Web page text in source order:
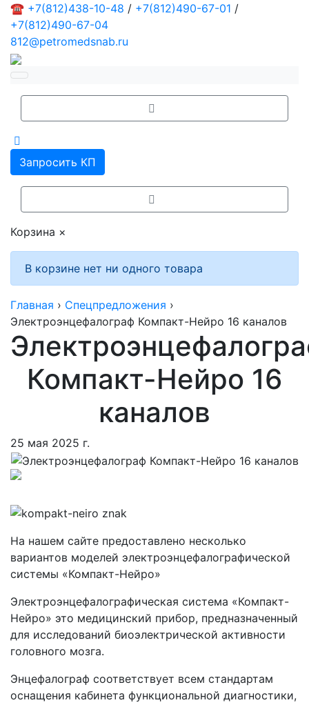
☎ +7(812)438-10-48 / +7(812)490-67-01 /
+7(812)490-67-04
812@petromedsnab.ru
Запросить КП
Корзина ×
В корзине нет ни одного товара
Главная › Спецпредложения ›
Электроэнцефалограф Компакт-Нейро 16 каналов
Компакт-Нейро 16
каналов
25 мая 2025 г.
На нашем сайте предоставлено несколько
вариантов моделей электроэнцефалографической
системы «Компакт-Нейро»
Электроэнцефалографическая система «Компакт-
Нейро» это медицинский прибор, предназначенный
для исследований биоэлектрической активности
головного мозга.
Энцефалограф соответствует всем стандартам
оснащения кабинета функциональной диагностики,